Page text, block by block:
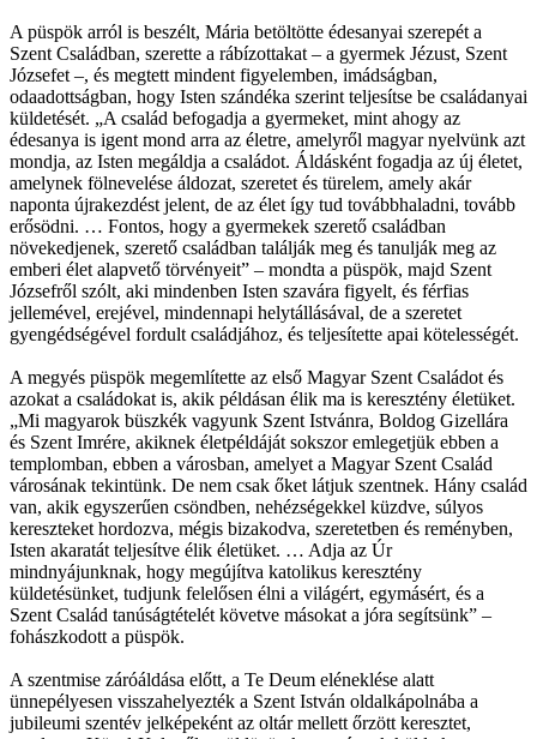
A püspök arról is beszélt, Mária betöltötte édesanyai szerepét a
Szent Családban, szerette a rábízottakat – a gyermek Jézust, Szent
Józsefet –, és megtett mindent figyelemben, imádságban,
odaadottságban, hogy Isten szándéka szerint teljesítse be családanyai
küldetését. „A család befogadja a gyermeket, mint ahogy az
édesanya is igent mond arra az életre, amelyről magyar nyelvünk azt
mondja, az Isten megáldja a családot. Áldásként fogadja az új életet,
amelynek fölnevelése áldozat, szeretet és türelem, amely akár
naponta újrakezdést jelent, de az élet így tud továbbhaladni, tovább
erősödni. … Fontos, hogy a gyermekek szerető családban
növekedjenek, szerető családban találják meg és tanulják meg az
emberi élet alapvető törvényeit” – mondta a püspök, majd Szent
Józsefről szólt, aki mindenben Isten szavára figyelt, és férfias
jellemével, erejével, mindennapi helytállásával, de a szeretet
gyengédségével fordult családjához, és teljesítette apai kötelességét.
A megyés püspök megemlítette az első Magyar Szent Családot és
azokat a családokat is, akik példásan élik ma is keresztény életüket.
„Mi magyarok büszkék vagyunk Szent Istvánra, Boldog Gizellára
és Szent Imrére, akiknek életpéldáját sokszor emlegetjük ebben a
templomban, ebben a városban, amelyet a Magyar Szent Család
városának tekintünk. De nem csak őket látjuk szentnek. Hány család
van, akik egyszerűen csöndben, nehézségekkel küzdve, súlyos
kereszteket hordozva, mégis bizakodva, szeretetben és reményben,
Isten akaratát teljesítve élik életüket. … Adja az Úr
mindnyájunknak, hogy megújítva katolikus keresztény
küldetésünket, tudjunk felelősen élni a világért, egymásért, és a
Szent Család tanúságtételét követve másokat a jóra segítsünk” –
fohászkodott a püspök.
A szentmise záróáldása előtt, a Te Deum eléneklése alatt
ünnepélyesen visszahelyezték a Szent István oldalkápolnába a
jubileumi szentév jelképeként az oltár mellett őrzött keresztet,